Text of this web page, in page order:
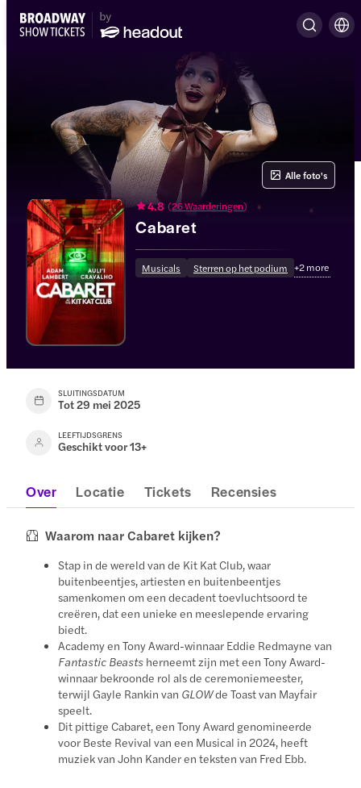
4.8 (26 Waarderingen)
Cabaret
Musicals Sterren op het podium +2more
Alle foto's
SLUITINGSDATUM
Tot 29 mei 2025
LEEFTIJDSGRENS
Geschikt voor 13+
Over Locatie Tickets Recensies
Waarom naar Cabaret kijken?
Stap in de wereld van de Kit Kat Club, waar
buitenbeentjes, artiesten en buitenbeentjes
samenkomen om een decadent toevluchtsoord te
creëren, dat een unieke en meeslepende ervaring
biedt.
Academy en Tony Award-winnaar Eddie Redmayne van
Fantastic Beasts herneemt zijn met een Tony Award-
winnaar bekroonde rol als de ceremoniemeester,
terwijl Gayle Rankin van GLOWde Toast van Mayfair
speelt.
Dit pittige Cabaret, een Tony Award genomineerde
voor Beste Revival van een Musical in 2024, heeft
muziek van John Kander en teksten van Fred Ebb.